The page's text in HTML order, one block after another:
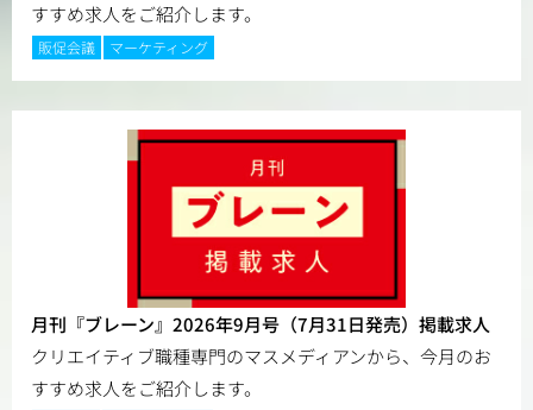
すすめ求人をご紹介します。
販促会議 マーケティング
月刊『ブレーン』2026年9月号（7月31日発売）掲載求人
クリエイティブ職種専門のマスメディアンから、今月のお
すすめ求人をご紹介します。